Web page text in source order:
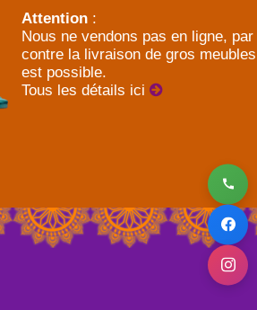
Attention :
Nous ne vendons pas en ligne, par
contre la livraison de gros meubles
est possible.
Tous les détails ici